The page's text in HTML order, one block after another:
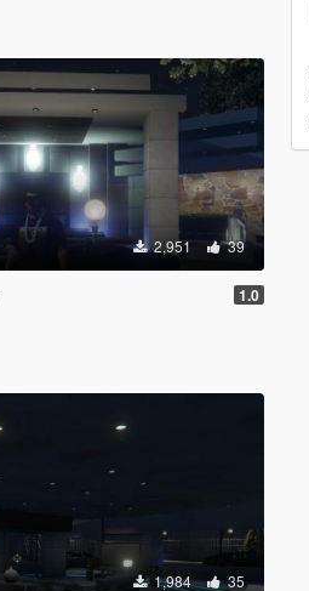
2,951 39
1.0
1,984 35